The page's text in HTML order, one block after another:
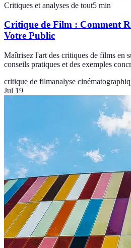
Critiques et analyses de tout5 min
Critique de Film : Comment
Votre Public
Maîtrisez l'art des critiques de films en
conseils pratiques et des exemples
critique de filmanalyse
Jul 19